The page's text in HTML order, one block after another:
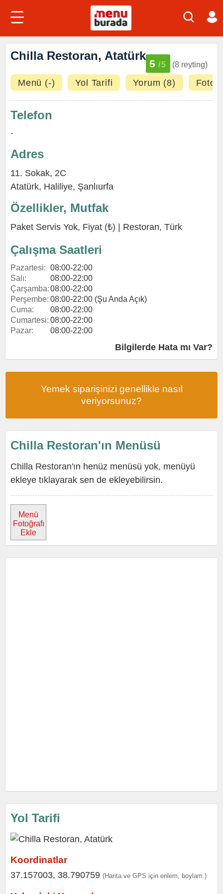
Chilla Restoran, Atatürk
5 /5 (8 reyting)
Menü (-) Yol Tarifi Yorum (8)
Telefon
-
Adres
11. Sokak, 2C
Atatürk, Haliliye, Şanlıurfa
Özellikler, Mutfak
Paket Servis Yok, Fiyat (₺) | Restoran, Türk
Çalışma Saatleri
Pazartesi: 08:00-22:00
Salı:
08:00-22:00
Çarşamba:08:00-22:00
Perşembe: 08:00-22:00 (Şu Anda Açık)
Cuma:
08:00-22:00
Cumartesi: 08:00-22:00
Pazar:
08:00-22:00
Bilgilerde Hata mı Var?
Yemek siparişinizi genellikle nasıl
veriyorsunuz?
Chilla Restoran'ın Menüsü
Chilla Restoran'ın henüz menüsü yok, menüyü
ekleye tıklayarak sen de ekleyebilirsin.
Menü
Fotoğrafı
Ekle
Yol Tarifi
Koordinatlar
37.157003, 38.790759 (Harita ve GPS için enlem, boylam.)